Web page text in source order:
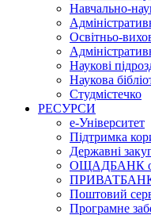
Навчально-
Освітньо-
Наукові
Наукова
Студмістечко
РЕСУРСИ
е-Університет
Підтримка
Державні
ОЩАДБАНК
ПРИВАТБАНК
Поштовий
Програмне